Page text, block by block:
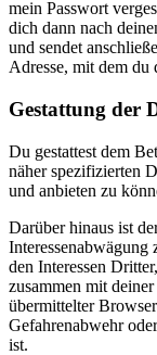
mein Passwort
dich dann nach
und sendet
Adresse, mit dem du
Gestattung der
Du gestattest dem
näher spezifizierten
und anbieten zu
Darüber hinaus ist
Interessenabwägung
den Interessen
zusammen mit
übermittelter
Gefahrenabwehr
ist.